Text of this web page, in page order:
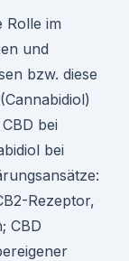
Rolle im
und
bzw. diese
bei
bei
Rezeptor,
CBD